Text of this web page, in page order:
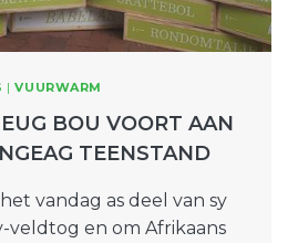
|VUURWARM
BOU VOORT AAN
TEENSTAND
vandag as deel van sy
veldtog en om Afrikaans